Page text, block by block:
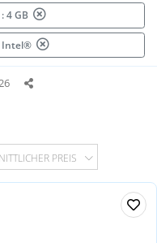
4 GB
Intel®
PREIS